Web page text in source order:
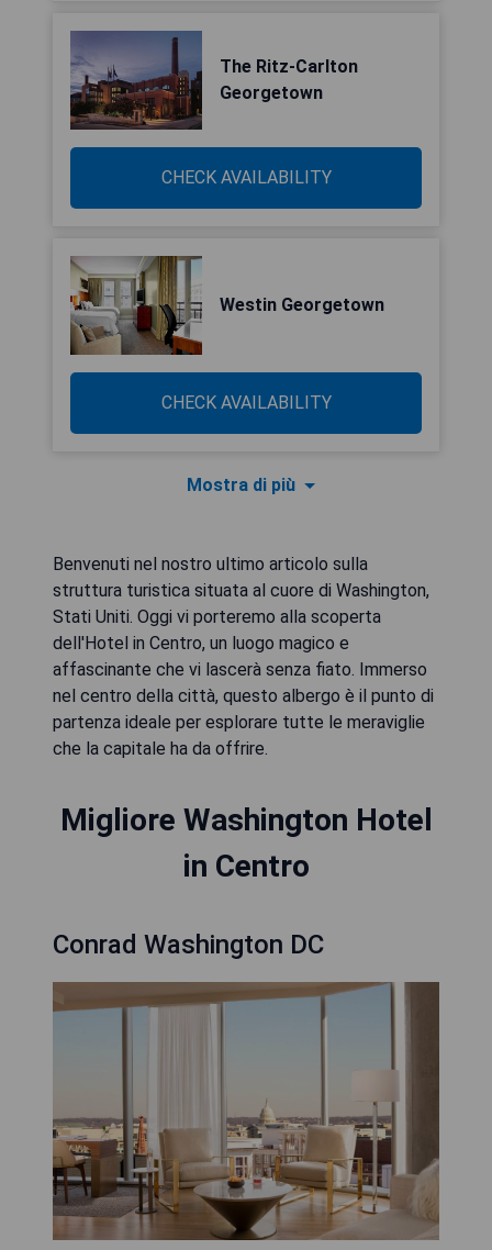
The Ritz-Carlton
Georgetown
CHECK AVAILABILITY
Westin Georgetown
CHECK AVAILABILITY
Mostra di più
Benvenuti nel nostro ultimo articolo sulla
struttura turistica situata al cuore di Washington,
Stati Uniti. Oggi vi porteremo alla scoperta
dell'Hotel in Centro, un luogo magico e
affascinante che vi lascerà senza fiato. Immerso
nel centro della città, questo albergo è il punto di
partenza ideale per esplorare tutte le meraviglie
che la capitale ha da offrire.
Migliore Washington Hotel
in Centro
Conrad Washington DC